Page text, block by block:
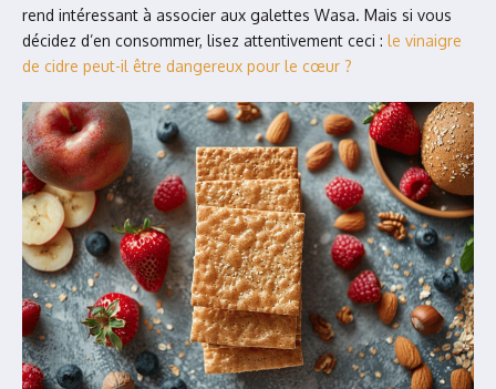
rend intéressant à associer aux galettes Wasa. Mais si vous
décidez d’en consommer, lisez attentivement ceci : le vinaigre
de cidre peut-il être dangereux pour le cœur ?